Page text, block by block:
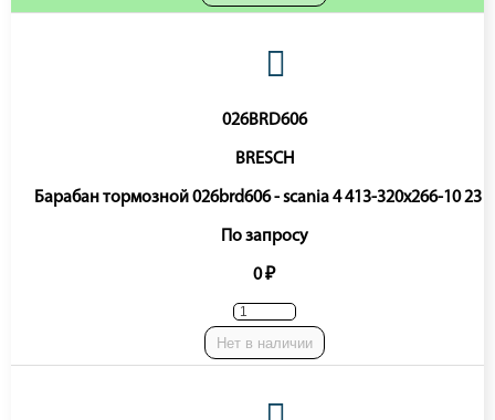
026BRD606
BRESCH
Барабан тормозной 026brd606 - scania 4 413-320x266-10 23 5
По запросу
0 ₽
Нет в наличии